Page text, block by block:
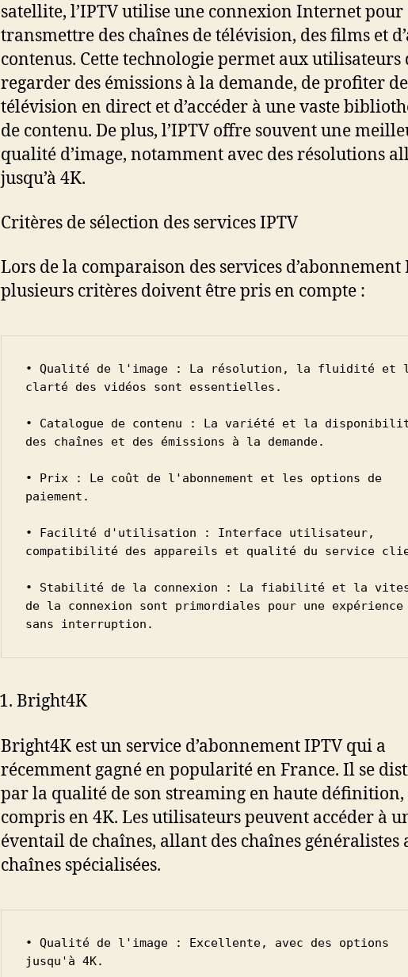
satellite, l’IPTV utilise une connexion Internet pour
transmettre des chaînes de télévision, des films et
contenus. Cette technologie permet aux utilisateurs
regarder des émissions à la demande, de profiter
télévision en direct et d’accéder à une vaste
de contenu. De plus, l’IPTV offre souvent une
qualité d’image, notamment avec des résolutions
jusqu’à 4K.
Critères de sélection des services IPTV
Lors de la comparaison des services d’abonnement
plusieurs critères doivent être pris en compte :
• Qualité de l'image : La résolution, la fluidité et
clarté des vidéos sont essentielles.
• Catalogue de contenu : La variété et la
des chaînes et des émissions à la demande.
• Prix : Le coût de l'abonnement et les options de
paiement.
• Facilité d'utilisation : Interface utilisateur,
compatibilité des appareils et qualité du service
• Stabilité de la connexion : La fiabilité et la
de la connexion sont primordiales pour une expérience
sans interruption.
Bright4K
Bright4K est un service d’abonnement IPTV qui a
récemment gagné en popularité en France. Il se
par la qualité de son streaming en haute définition,
compris en 4K. Les utilisateurs peuvent accéder à
éventail de chaînes, allant des chaînes généralistes
chaînes spécialisées.
• Qualité de l'image : Excellente, avec des options
jusqu'à 4K.